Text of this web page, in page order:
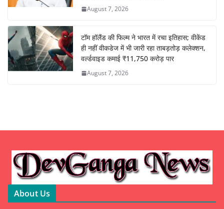
August 7, 2026
टॉम हॉलैंड की फिल्म ने भारत में रचा इतिहास; वीकेंड
ही नहीं वीकडेज में भी जारी रहा ताबड़तोड़ कलेक्शन,
वर्ल्डवाइड कमाई ₹11,750 करोड़ पार
August 7, 2026
About Us